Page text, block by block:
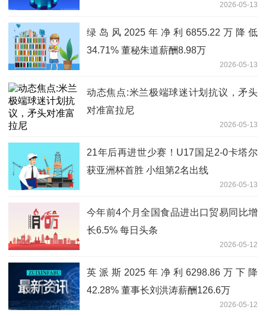
2026-05-13
绿岛风2025年净利6855.22万降低
34.71% 董秘朱道薪酬8.98万
2026-05-13
动态焦点:米兰极端球迷计划抗议，矛头
对准富拉尼
2026-05-13
21年后再进世少赛！U17国足2-0卡塔尔
获亚洲杯首胜 小组第2名出线
2026-05-13
今年前4个月全国食品进出口贸易同比增
长6.5% 每日头条
2026-05-12
英派斯2025年净利6298.86万下降
42.28% 董事长刘洪涛薪酬126.6万
2026-05-12